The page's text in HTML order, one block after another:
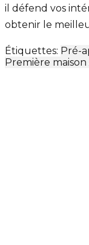
il défend vos
obtenir le
Étiquettes: Pré-
Première maison